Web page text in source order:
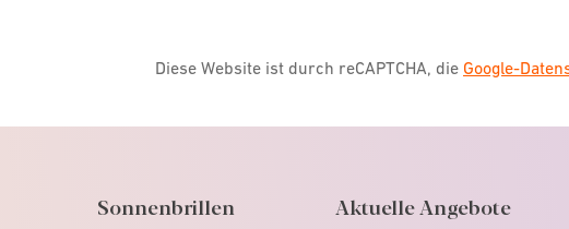
Diese Website ist durch reCAPTCHA, die Google-
Sonnenbrillen Aktuelle Angebote